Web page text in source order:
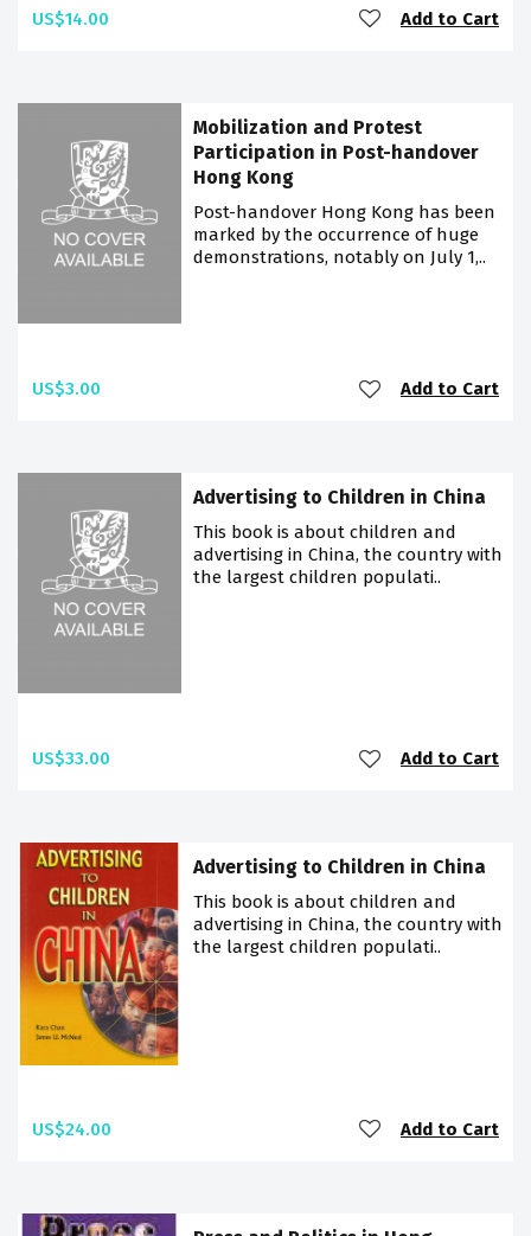
US$14.00 Add to Cart
Mobilization and Protest
Participation in Post-handover
Hong Kong
Post-handover Hong Kong has been
marked by the occurrence of huge
demonstrations, notably on July 1,..
US$3.00 Add to Cart
Advertising to Children in China
This book is about children and
advertising in China, the country with
the largest children populati..
US$33.00 Add to Cart
Advertising to Children in China
This book is about children and
advertising in China, the country with
the largest children populati..
US$24.00 Add to Cart